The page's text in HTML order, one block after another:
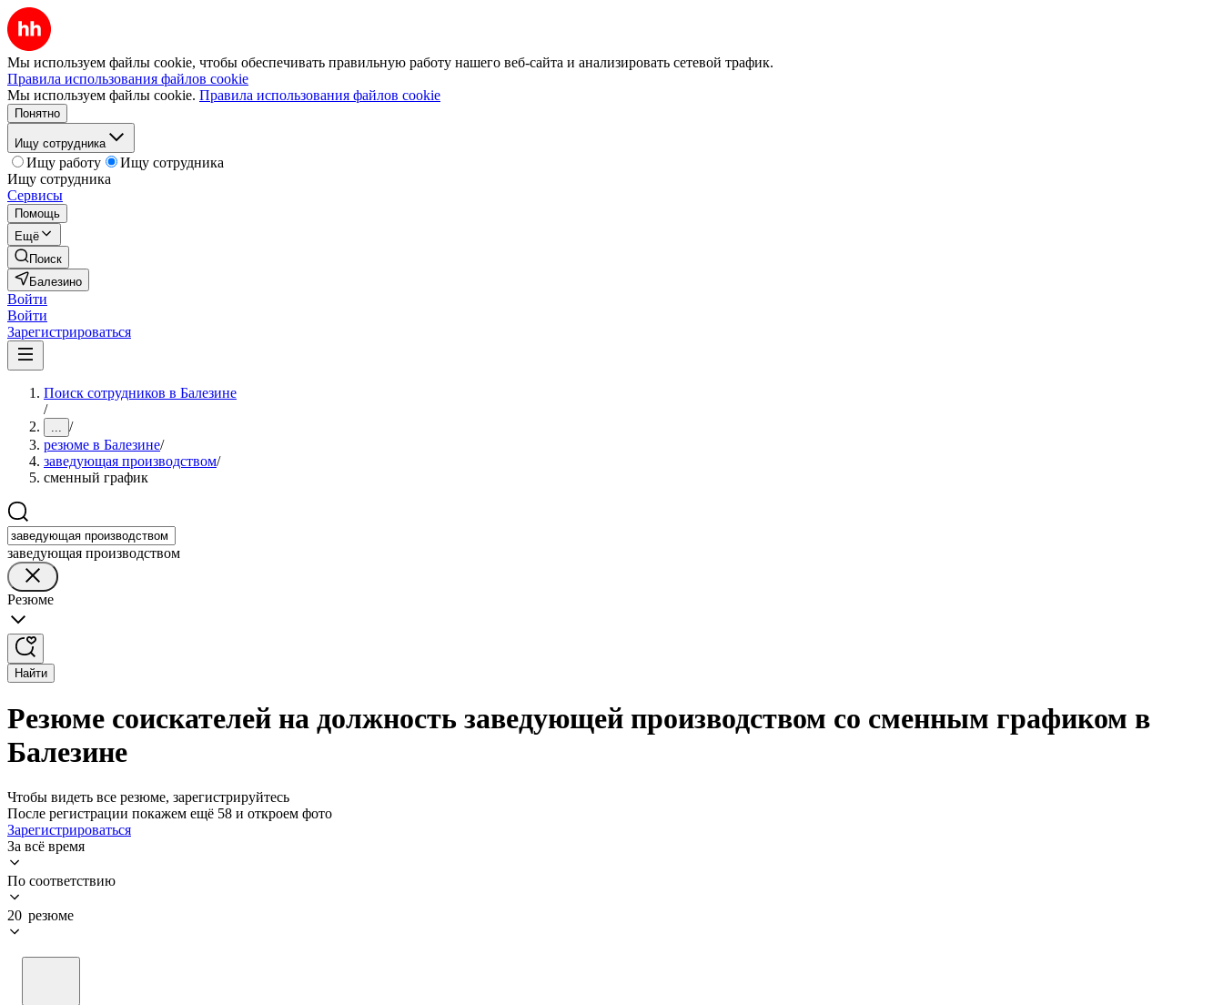
Мы используем файлы cookie, чтобы обеспечивать правильную работу нашего веб-сайта и анализировать сетевой трафик.
Правила использования файлов cookie
Мы используем файлы cookie. Правила использования файлов cookie
Понятно
Ищу сотрудника
Ищу работу
Ищу сотрудника
Ищу сотрудника
Сервисы
Помощь
Ещё
Поиск
Балезино
Войти
Войти
Зарегистрироваться
Поиск сотрудников в Балезине
/
... /
резюме в Балезине/
заведующая производством/
сменный график
заведующая производством
Резюме
Найти
Резюме соискателей на должность заведующей производством со сменным графиком в
Балезине
Чтобы видеть все резюме, зарегистрируйтесь
После регистрации покажем ещё 58 и откроем фото
Зарегистрироваться
За всё время
По соответствию
20 резюме